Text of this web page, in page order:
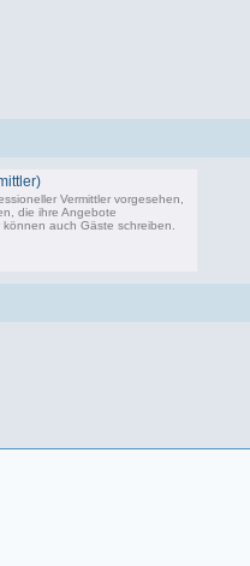
Vermittler vorgesehen,
die ihre Angebote
auch Gäste schreiben.